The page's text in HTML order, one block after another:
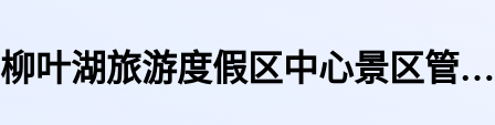
柳叶湖旅游度假区中心景区管理